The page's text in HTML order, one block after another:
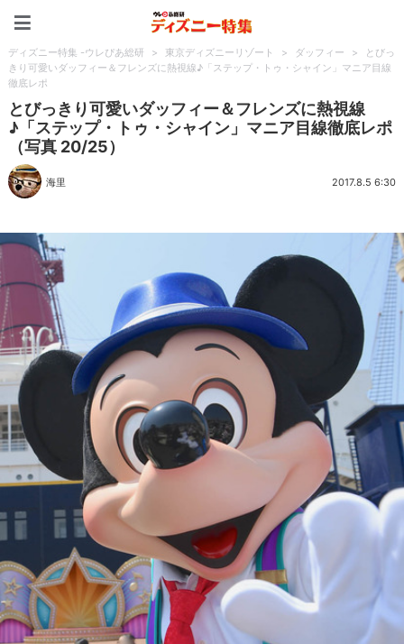
ディズニー特集 -ウレぴあ総研 > 東京ディズニーリゾート > ダッフィー >
とびっ
きり可愛いダッフィー＆フレンズに熱視線♪「ステップ・トゥ・シャイン」マニア目線
徹底レポ
とびっきり可愛いダッフィー＆フレンズに熱視線
♪「ステップ・トゥ・シャイン」マニア目線徹底レポ
（写真 20/25）
海里 2017.8.5 6:30